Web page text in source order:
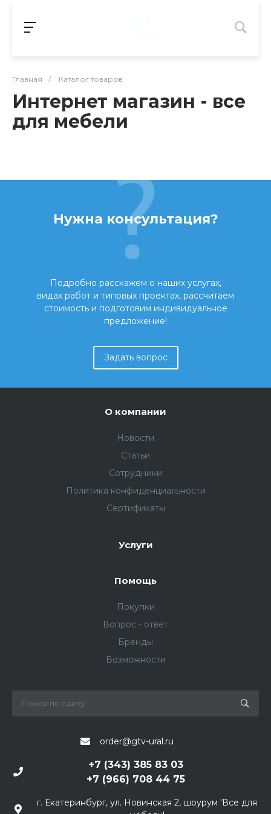
Главная / Каталог товаров
Интернет магазин - все
для мебели
Нужна консультация?
Подробно расскажем о наших услугах,
видах работ и типовых проектах, рассчитаем
стоимость и подготовим индивидуальное
предложение!
Задать вопрос
О компании
Новости
Статьи
Сотрудники
Политика конфиденциальности
Сертификаты
Услуги
Помощь
Покупки
Вопрос - ответ
Бренды
Возможности
order@gtv-ural.ru
+7 (343) 385 83 03
+7 (966) 708 44 75
г. Екатеринбург, ул. Новинская 2, шоурум 'Все для